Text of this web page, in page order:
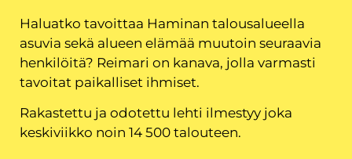
Haluatko tavoittaa Haminan talousalueella
asuvia sekä alueen elämää muutoin seuraavia
henkilöitä? Reimari on kanava, jolla varmasti
tavoitat paikalliset ihmiset.
Rakastettu ja odotettu lehti ilmestyy joka
keskiviikko noin 14 500 talouteen.